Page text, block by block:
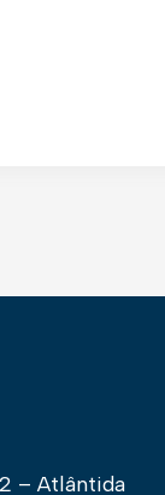
– Atlântida